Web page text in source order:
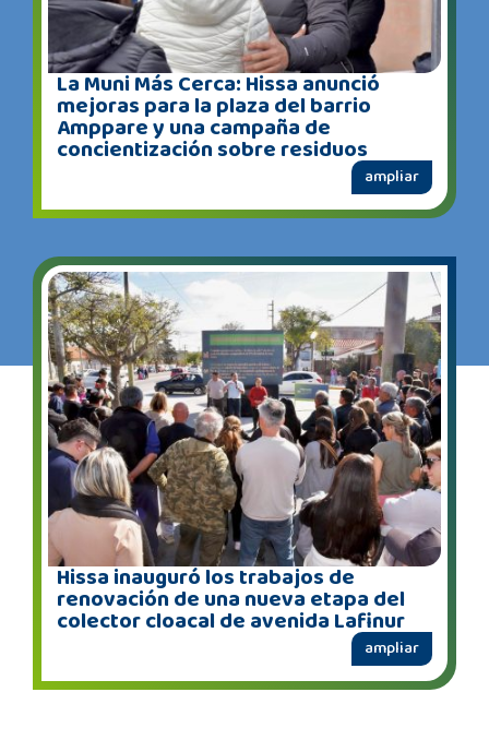
La Muni Más Cerca: Hissa anunció
mejoras para la plaza del barrio
Amppare y una campaña de
concientización sobre residuos
ampliar
Hissa inauguró los trabajos de
renovación de una nueva etapa del
colector cloacal de avenida Lafinur
ampliar